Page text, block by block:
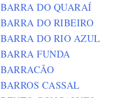
BARRA DO QUARAÍ
BARRA DO RIBEIRO
BARRA DO RIO AZUL
BARRA FUNDA
BARRACÃO
BARROS CASSAL